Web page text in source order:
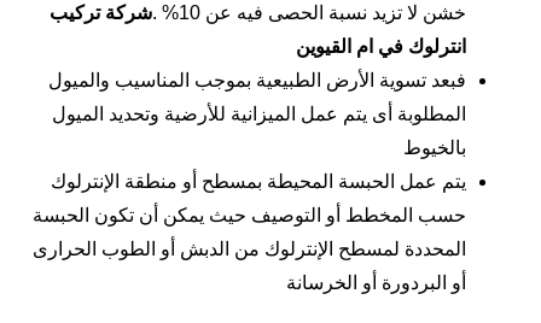
خشن لا تزيد نسبة الحصى فيه عن 10% .
شركة تركيب
انترلوك في ام القيوين
فبعد تسوية الأرض الطبيعية بموجب المناسيب والميول
المطلوبة أى يتم عمل الميزانية للأرضية وتحديد الميول
بالخيوط
يتم عمل الحبسة المحيطة بمسطح أو منطقة الإنترلوك
حسب المخطط أو التوصيف حيث يمكن أن تكون الحبسة
المحددة لمسطح الإنترلوك من الدبش أو الطوب الحرارى
أو البردورة أو الخرسانة